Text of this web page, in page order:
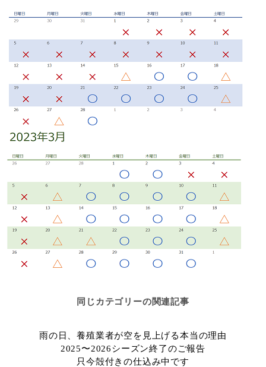
同じカテゴリーの関連記事
雨の日、養殖業者が空を見上げる本当の理由
2025〜2026シーズン終了のご報告
只今殻付きの仕込み中です